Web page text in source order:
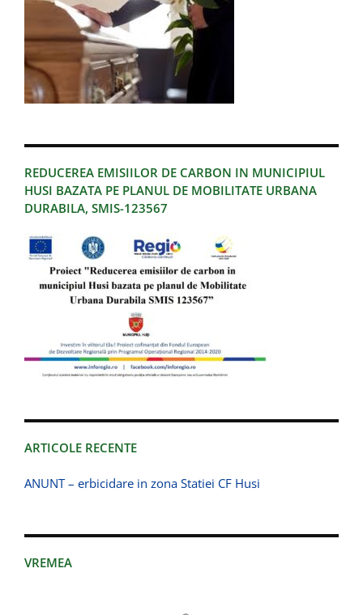
REDUCEREA EMISIILOR DE CARBON IN MUNICIPIUL
HUSI BAZATA PE PLANUL DE MOBILITATE URBANA
DURABILA, SMIS-123567
ARTICOLE RECENTE
ANUNT – erbicidare in zona Statiei CF Husi
VREMEA